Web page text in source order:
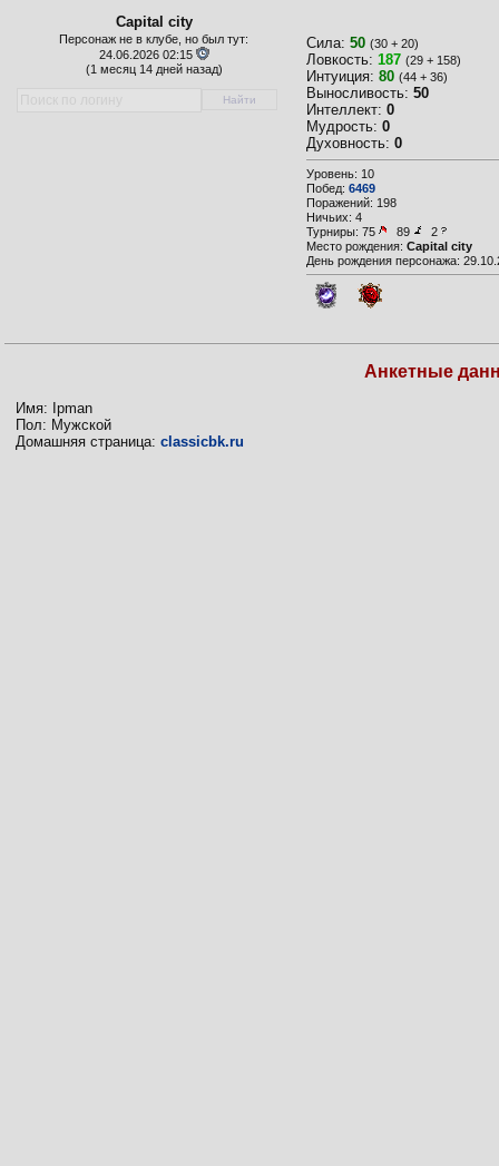
Capital city
Персонаж не в клубе, но был тут:
24.06.2026 02:15
(1 месяц 14 дней назад)
Сила: 50 (30 + 20)
Ловкость: 187 (29 + 158)
Интуиция: 80 (44 + 36)
Выносливость: 50
Интеллект: 0
Мудрость: 0
Духовность: 0
Уровень: 10
Побед: 6469
Поражений: 198
Ничьих: 4
Турниры: 75 89
2
Место рождения: Capital city
День рождения персонажа:
Анкетные
Имя: Ipman
Пол: Мужской
Домашняя страница: classicbk.ru